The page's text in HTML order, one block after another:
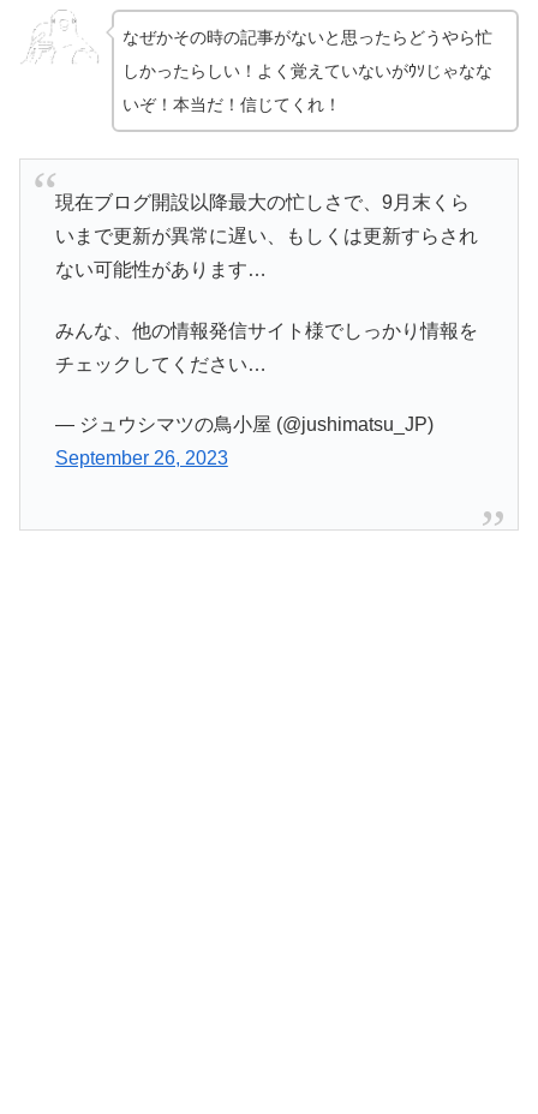
なぜかその時の記事がないと思ったらどうやら忙
しかったらしい！よく覚えていないがｳｿじゃなな
いぞ！本当だ！信じてくれ！
現在ブログ開設以降最大の忙しさで、9月末くら
いまで更新が異常に遅い、もしくは更新すらされ
ない可能性があります…
みんな、他の情報発信サイト様でしっかり情報を
チェックしてください…
— ジュウシマツの鳥小屋 (@jushimatsu_JP)
September 26, 2023